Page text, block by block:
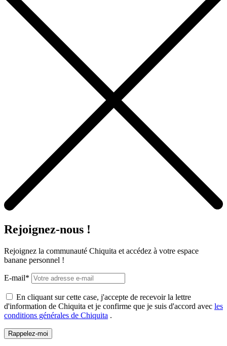
Rejoignez-nous !
Rejoignez la communauté Chiquita et accédez à votre espace
banane personnel !
E-mail*
En cliquant sur cette case, j'accepte de recevoir la lettre
d'information de Chiquita et je confirme que je suis d'accord avec les
conditions générales de Chiquita .